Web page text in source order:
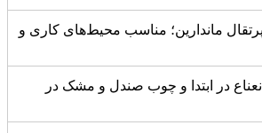
ماندارین؛ مناسب محیط‌های کاری و
در ابتدا و چوب صندل و مشک در